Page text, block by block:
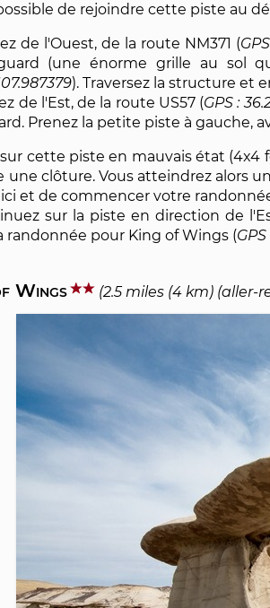
de rejoindre cette piste au
de l'Ouest, de la route NM371 (
(une énorme grille au sol
). Traversez la structure et
de l'Est, de la route US57 (
Prenez la petite piste à gauche,
cette piste en mauvais état
une clôture. Vous atteindrez alors
et de commencer votre
sur la piste en direction de
randonnée pour King of Wings (
Wings (2.5 miles (4 km) (aller-